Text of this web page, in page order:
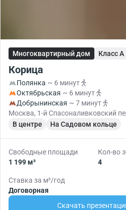
Многоквартирный дом Класс A
Корица
Полянка ~ 6 минут
Октябрьская ~ 6 минут
Добрынинская ~ 7 минут
Москва, 1-й Спасоналивковский
В центре
На Садовом кольце
Свободные площади
1 199 м²
Кол-во
4
Ставка за м²/год
Договорная
Скачать